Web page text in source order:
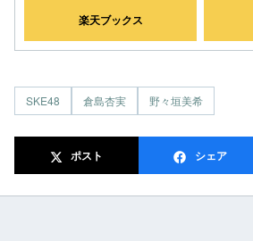
楽天ブックス
SKE48 倉島杏実 野々垣美希
ポスト シェア